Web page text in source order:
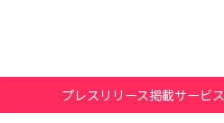
プレスリリース掲載サービス